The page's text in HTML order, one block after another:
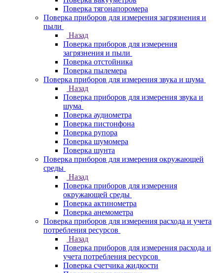
Поверка тягонапоромера
Поверка приборов для измерения загрязнения и
пыли
Назад
Поверка приборов для измерения
загрязнения и пыли
Поверка отстойника
Поверка пылемера
Поверка приборов для измерения звука и шума
Назад
Поверка приборов для измерения звука и
шума
Поверка аудиометра
Поверка пистонфона
Поверка рупора
Поверка шумомера
Поверка шунта
Поверка приборов для измерения окружающей
среды
Назад
Поверка приборов для измерения
окружающей среды
Поверка актинометра
Поверка анемометра
Поверка приборов для измерения расхода и учета
потребления ресурсов
Назад
Поверка приборов для измерения расхода и
учета потребления ресурсов
Поверка счетчика жидкости